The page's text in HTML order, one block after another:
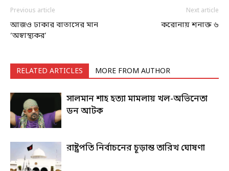
Previous article
আজও ঢাকার বাতাসের মান
‘অস্বাস্থ্যকর’
Next article
করোনায় শনাক্ত ৬
RELATED ARTICLES MORE FROM AUTHOR
সালমান শাহ হত্যা মামলায় খল-অভিনেতা
ডন আটক
রাষ্ট্রপতি নির্বাচনের চূড়ান্ত তারিখ ঘোষণা